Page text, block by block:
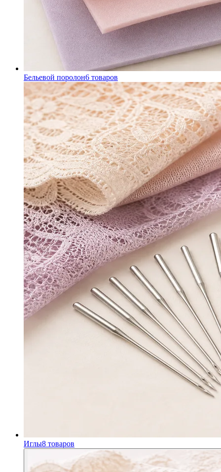
Бельевой поролон6 товаров
Иглы8 товаров